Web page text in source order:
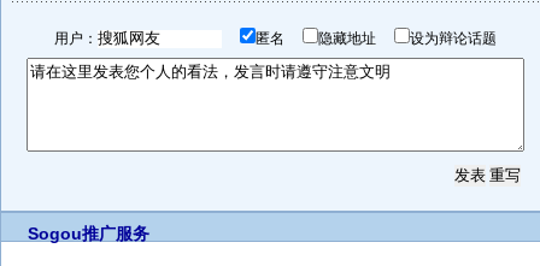
用户： 匿名 隐藏地址 设为辩论话题
Sogou推广服务